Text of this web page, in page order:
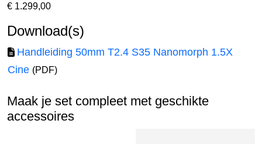
€ 1.299,00
Download(s)
Handleiding 50mm T2.4 S35 Nanomorph 1.5X
Cine (PDF)
Maak je set compleet met geschikte
accessoires